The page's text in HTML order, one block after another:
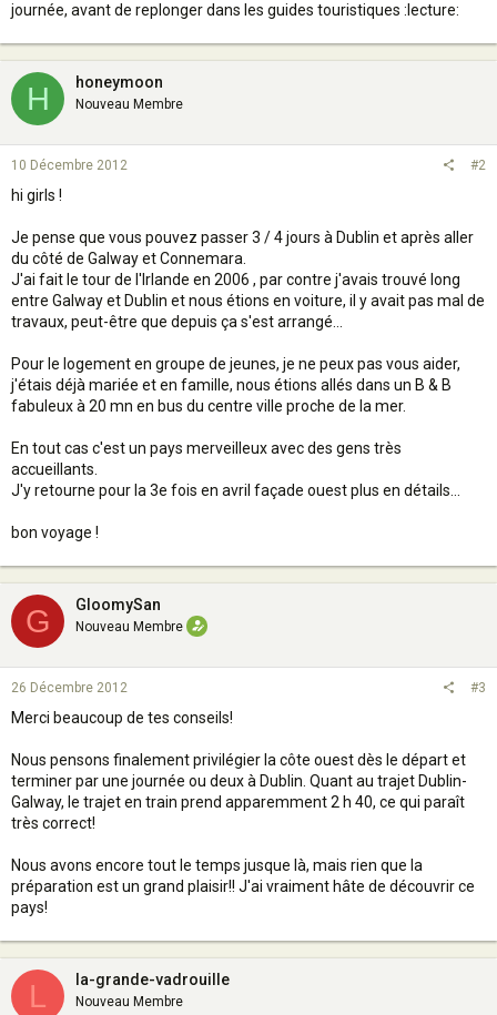
journée, avant de replonger dans les guides touristiques :lecture:
H honeymoon
Nouveau Membre
10 Décembre 2012 #2
hi girls !
Je pense que vous pouvez passer 3 / 4 jours à Dublin et après aller
du côté de Galway et Connemara.
J'ai fait le tour de l'Irlande en 2006 , par contre j'avais trouvé long
entre Galway et Dublin et nous étions en voiture, il y avait pas mal de
travaux, peut-être que depuis ça s'est arrangé...
Pour le logement en groupe de jeunes, je ne peux pas vous aider,
j'étais déjà mariée et en famille, nous étions allés dans un B & B
fabuleux à 20 mn en bus du centre ville proche de la mer.
En tout cas c'est un pays merveilleux avec des gens très
accueillants.
J'y retourne pour la 3e fois en avril façade ouest plus en détails...
bon voyage !
G GloomySan
Nouveau Membre
26 Décembre 2012 #3
Merci beaucoup de tes conseils!
Nous pensons finalement privilégier la côte ouest dès le départ et
terminer par une journée ou deux à Dublin. Quant au trajet Dublin-
Galway, le trajet en train prend apparemment 2 h 40, ce qui paraît
très correct!
Nous avons encore tout le temps jusque là, mais rien que la
préparation est un grand plaisir!! J'ai vraiment hâte de découvrir ce
pays!
L la-grande-vadrouille
Nouveau Membre